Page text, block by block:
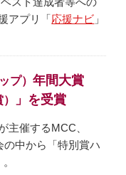
アプリ「応援ナビ 」
プ）年間大賞
」を受賞
主催するMCC、
の中から「特別賞ハ